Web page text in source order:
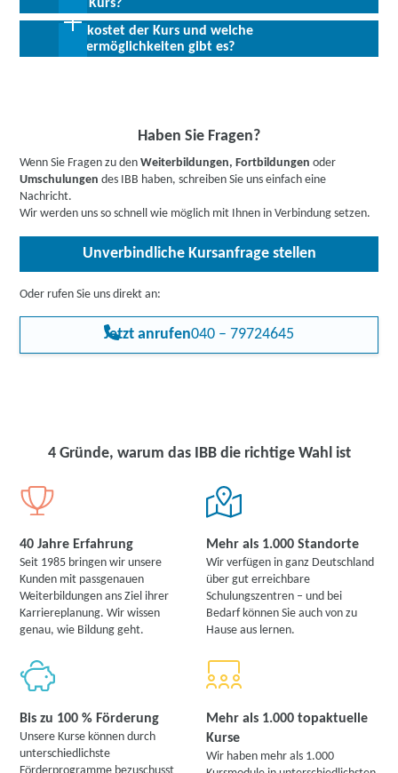
Vorteil.
Allen Interessierten stehen wir in einem persönlichen Gespräch
Teilnahmebescheinigung
dem Kurs?
Grundsätzliches Wissen im Bereich des Personalwesens ist die
Basis für die Beschäftigung in der Personalabteilung, aber auch
Was kostet der Kurs und welche
Fördermöglichkeiten gibt es?
hiergerne vorab über Förderprogramme,
Arbeitssuchende ,Berufstätige,Unternehmenoder
Rehabilitand:innen.
Haben Sie Fragen?
Wenn Sie Fragen zu denWeiterbildungen, Fortbildungen oder
Umschulungen des IBB haben, schreiben Sie uns einfach eine
Nachricht.
Wir werden uns so schnell wie möglich mit Ihnen in Verbindung setzen.
Unverbindliche Kursanfrage stellen
Oder rufen Sie uns direkt an:
Jetzt anrufen040 – 79724645
4 Gründe, warum das IBB die richtige Wahl ist
40 Jahre Erfahrung
Seit 1985 bringen wir unsere
Kunden mit passgenauen
Weiterbildungen ans Ziel ihrer
Karriereplanung. Wir wissen
genau, wie Bildung geht.
Mehr als 1.000 Standorte
Wir verfügen in ganz Deutschland
über gut erreichbare
Schulungszentren – und bei
Bedarf können Sie auch von zu
Hause aus lernen.
Bis zu 100 % Förderung
Unsere Kurse können durch
unterschiedlichste
Mehr als 1.000 topaktuelle
Kurse
Wir haben mehr als 1.000